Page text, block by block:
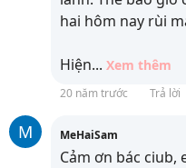
hai hôm nay rùi
Hiện... Xem thêm
20 năm trước Trả lời
M MeHaiSam
Cảm ơn bác ciub,